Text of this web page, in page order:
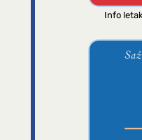
Info